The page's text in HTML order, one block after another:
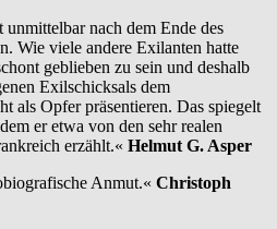
nach dem Ende des
Wie viele andere Exilanten hatte
geblieben zu sein und deshalb
Exilschicksals dem
als Opfer präsentieren. Das spiegelt
er etwa von den sehr realen
erzählt.« Helmut G. Asper
Anmut.« Christoph